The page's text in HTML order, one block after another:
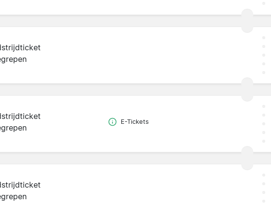
E-Tickets